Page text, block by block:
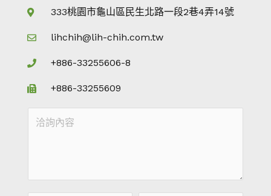
333桃園市龜山區民生北路一段2巷4弄14號
lihchih@lih-chih.com.tw
+886-33255606-8
+886-33255609